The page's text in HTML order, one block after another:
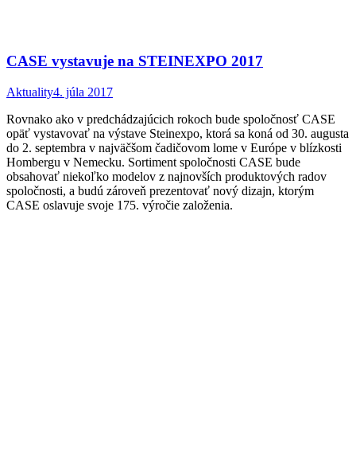
CASE vystavuje na STEINEXPO 2017
Aktuality4. júla 2017
Rovnako ako v predchádzajúcich rokoch bude spoločnosť CASE
opäť vystavovať na výstave Steinexpo, ktorá sa koná od 30. augusta
do 2. septembra v najväčšom čadičovom lome v Európe v blízkosti
Hombergu v Nemecku. Sortiment spoločnosti CASE bude
obsahovať niekoľko modelov z najnovších produktových radov
spoločnosti, a budú zároveň prezentovať nový dizajn, ktorým
CASE oslavuje svoje 175. výročie založenia.